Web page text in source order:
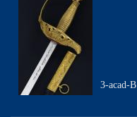
3-acad-B